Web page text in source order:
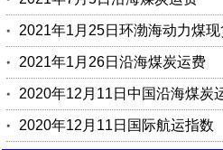
2021年1月25日环渤海动力煤
2021年1月26日沿海煤炭运费
2020年12月11日中国沿海煤炭
2020年12月11日国际航运指数